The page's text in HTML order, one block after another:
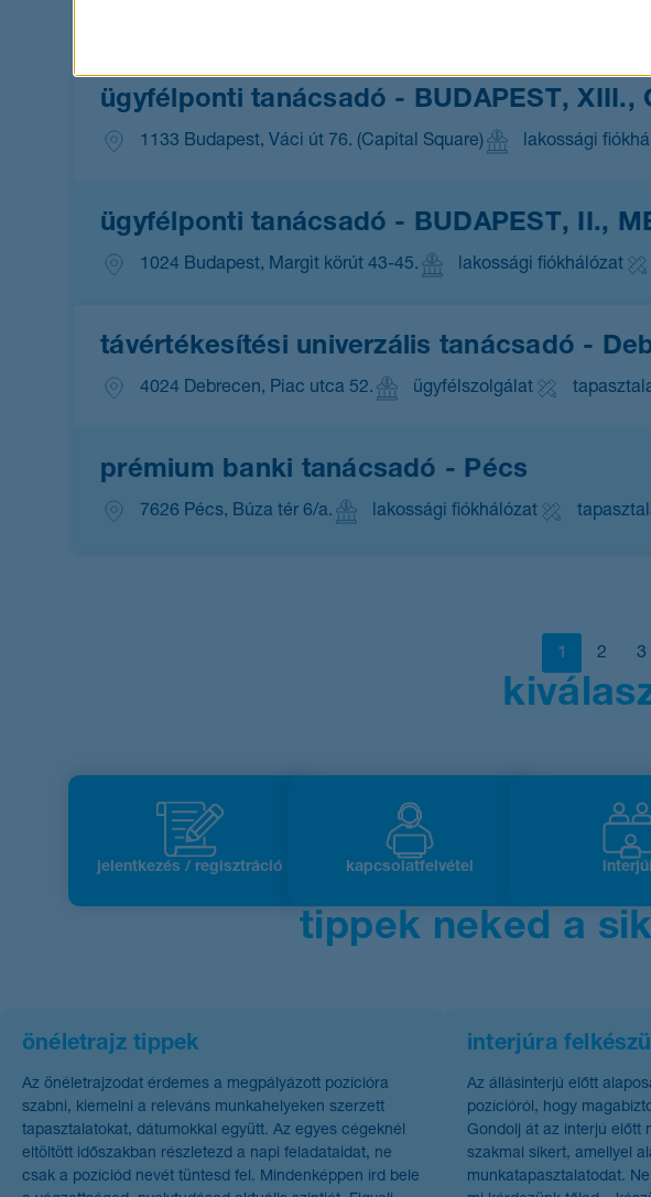
ügyfélponti tanácsadó - BUDAPEST, XIII.,
1133 Budapest, Váci út 76. (Capital Square) lakossági
ügyfélponti tanácsadó - BUDAPEST, II.,
1024 Budapest, Margit körút 43-45. lakossági fiókhálózat
távértékesítési univerzális tanácsadó -
4024 Debrecen, Piac utca 52. ügyfélszolgálat
prémium banki tanácsadó - Pécs
7626 Pécs, Búza tér 6/a. lakossági fiókhálózat
1 2 3
jelentkezés / regisztráció kapcsolatfelvétel
tippek neked a
önéletrajz tippek
Az önéletrajzodat érdemes a megpályázott pozícióra
szabni, kiemelni a releváns munkahelyeken szerzett
tapasztalatokat, dátumokkal együtt. Az egyes cégeknél
eltöltött időszakban részletezd a napi feladataidat, ne
csak a pozíciód nevét tüntesd fel. Mindenképpen írd bele
interjúra
Az állásinterjú előtt
pozícióról, hogy
Gondolj át az interjú előtt
szakmai sikert, amellyel
munkatapasztalatodat.